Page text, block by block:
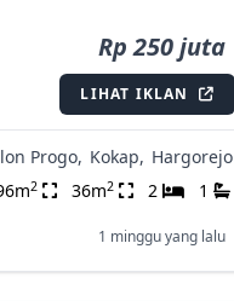
Rp 250 juta
LIHAT IKLAN
Progo, Kokap, Hargorejo
2 36m2 2
1
1 minggu yang lalu